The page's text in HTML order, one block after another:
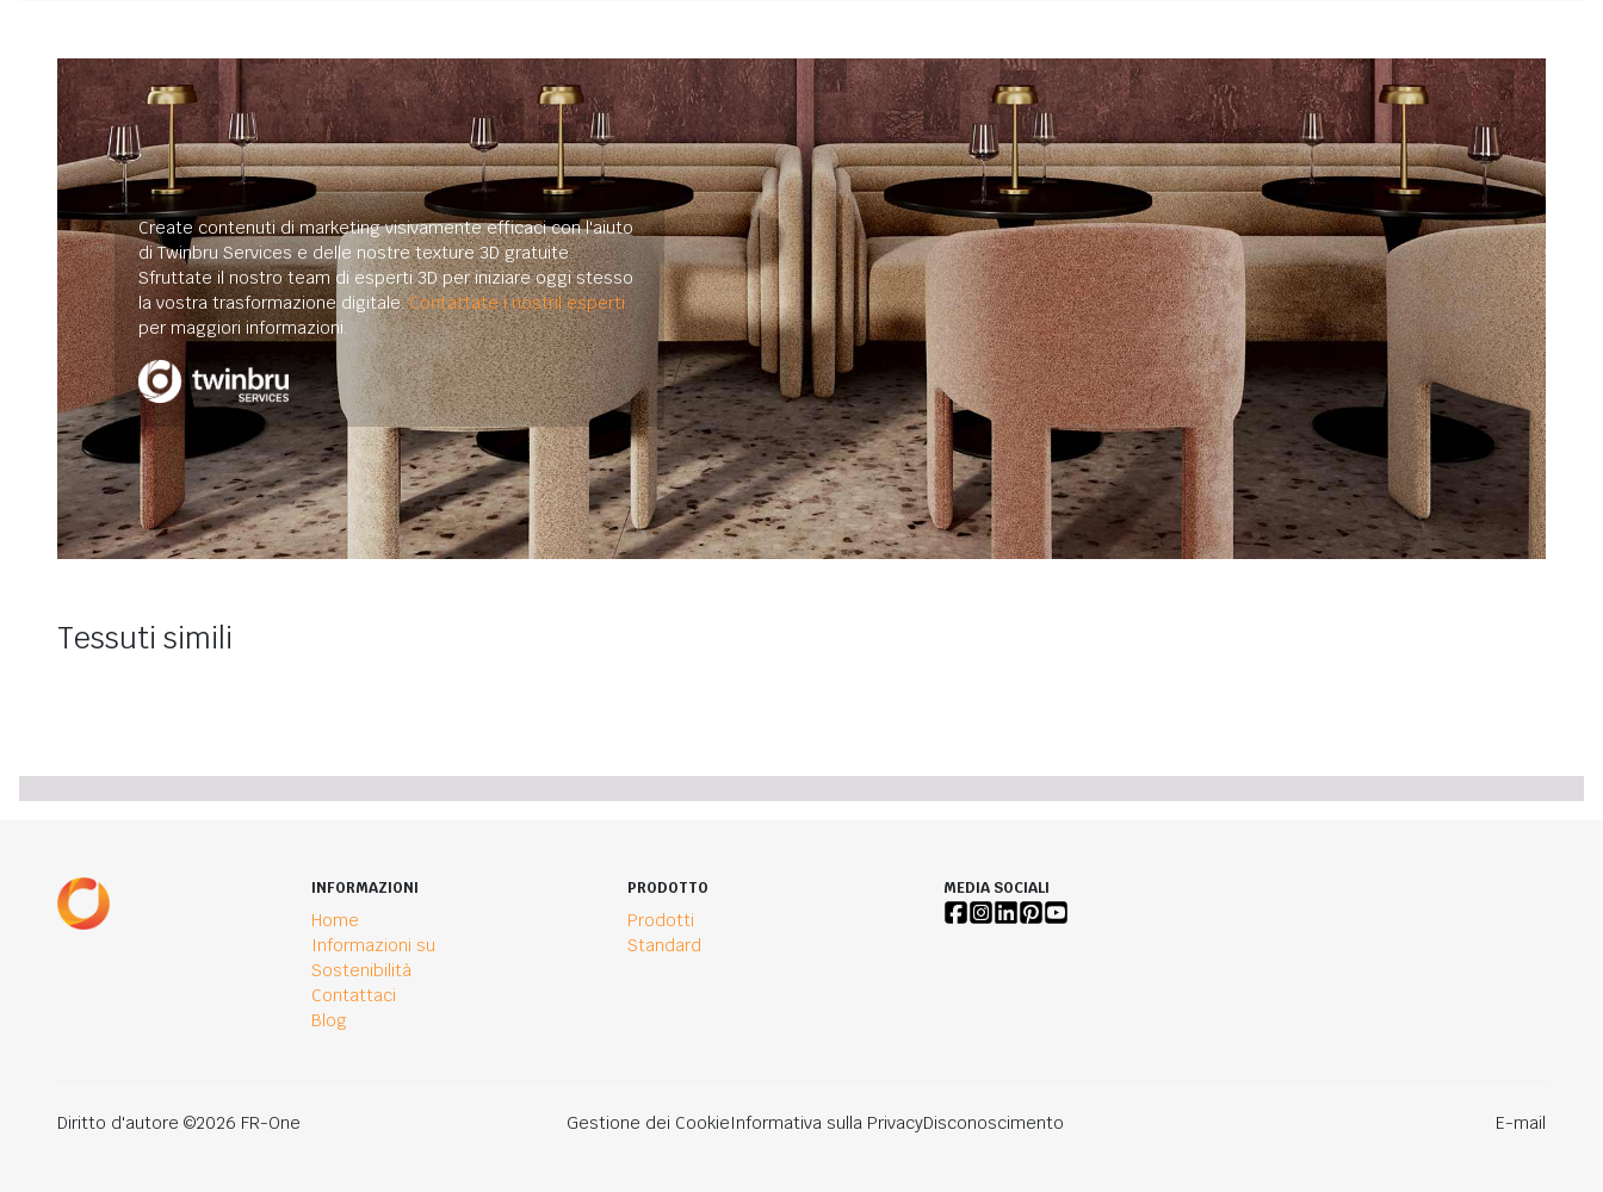
Create contenuti di marketing visivamente efficaci con l'aiuto
di Twinbru Services e delle nostre texture 3D gratuite.
Sfruttate il nostro team di esperti 3D per iniziare oggi stesso
la vostra trasformazione digitale.Contattate i nostril esperti
per maggiori informazioni.
Tessuti simili
INFORMAZIONI
Home
Informazioni su
Sostenibilità
Contattaci
Blog
PRODOTTO
Prodotti
Standard
MEDIA SOCIALI
Diritto d'autore ©2026 FR-One Gestione dei CookieInformativa sulla PrivacyDisconoscimento E-mail